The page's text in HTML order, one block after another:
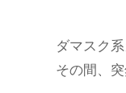
ダマスク
その間、